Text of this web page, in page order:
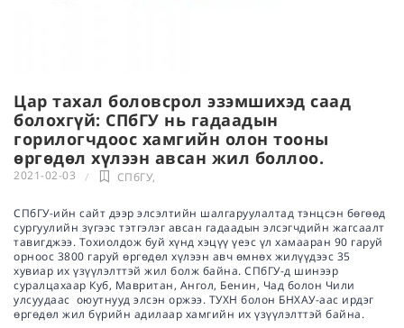
Цар тахал боловсрол эзэмшихэд саад
болохгүй: СПбГУ нь гадаадын
горилогчдоос хамгийн олон тооны
өргөдөл хүлээн авсан жил боллоо.
2021-02-03 СПбГУ,
СПбГУ-ийн сайт дээр элсэлтийн шалгаруулалтад тэнцсэн бөгөөд
сургуулийн зүгээс тэтгэлэг авсан гадаадын элсэгчдийн жагсаалт
тавигджээ. Тохиолдож буй хүнд хэцүү үеэс үл хамааран 90 гаруй
орноос 3800 гаруй өргөдөл хүлээн авч өмнөх жилүүдээс 35
хувиар их үзүүлэлттэй жил болж байна. СПбГУ-д шинээр
суралцахаар Куб, Мавритан, Ангол, Бенин, Чад болон Чили
улсуудаас оюутнууд элсэн оржээ. ТУХН болон БНХАУ-аас ирдэг
өргөдөл жил бүрийн адилаар хамгийн их үзүүлэлттэй байна.